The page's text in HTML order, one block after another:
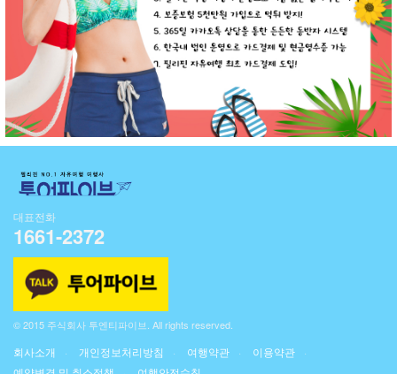
대표전화
1661-2372
© 2015 주식회사 투엔티파이브. All rights reserved.
회사소개 개인정보처리방침 여행약관
이용약관